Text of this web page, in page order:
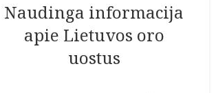
Naudinga informacija
apie Lietuvos oro
uostus